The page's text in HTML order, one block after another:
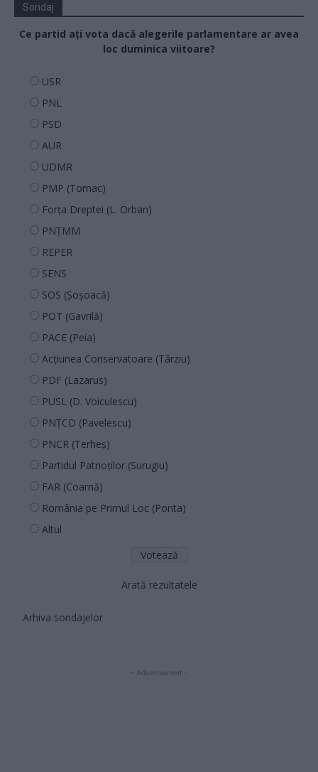
Sondaj
Ce partid ați vota dacă alegerile parlamentare ar avea
loc duminica viitoare?
USR
PNL
PSD
AUR
UDMR
PMP (Tomac)
Forța Dreptei (L. Orban)
PNȚMM
REPER
SENS
SOS (Șoșoacă)
POT (Gavrilă)
PACE (Peia)
Acțiunea Conservatoare (Târziu)
PDF (Lazarus)
PUSL (D. Voiculescu)
PNȚCD (Pavelescu)
PNCR (Terheș)
Partidul Patrioților (Surugiu)
FAR (Coarnă)
România pe Primul Loc (Ponta)
Altul
Arată rezultatele
Arhiva sondajelor
- Advertisment -